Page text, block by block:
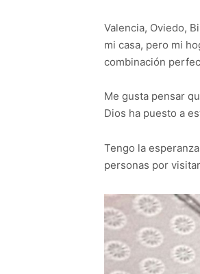
Valencia, Oviedo,
mi casa, pero mi
combinación
Me gusta pensar
Dios ha puesto a
Tengo la
personas por